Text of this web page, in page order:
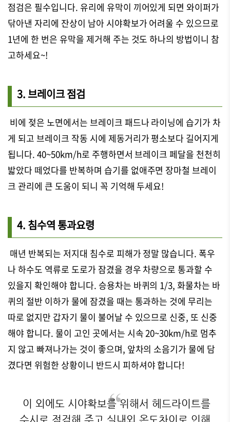
점검은 필수입니다. 유리에 유막이 끼어있게 되면 와이퍼가
닦아낸 자리에 잔상이 남아 시야확보가 어려울 수 있으므로
1년에 한 번은 유막을 제거해 주는 것도 하나의 방법이니 참
고하세요~!
3. 브레이크 점검
비에 젖은 노면에서는 브레이크 패드나 라이닝에 습기가 차
게 되고 브레이크 작동 시에 제동거리가 평소보다 길어지게
됩니다. 40~50km/h로 주행하면서 브레이크 페달을 천천히
밟았다 떼었다를 반복하며 습기를 없애주면 장마철 브레이
크 관리에 큰 도움이 되니 꼭 기억해 두세요!
4. 침수역 통과요령
매년 반복되는 저지대 침수로 피해가 정말 많습니다. 폭우
나 하수도 역류로 도로가 잠겼을 경우 차량으로 통과할 수
있을지 확인해야 합니다. 승용차는 바퀴의 1/3, 화물차는 바
퀴의 절반 이하가 물에 잠겼을 때는 통과하는 것에 무리는
따로 없지만 갑자기 물이 불어날 수 있으므로 신중, 또 신중
해야 합니다. 물이 고인 곳에서는 시속 20~30km/h로 멈추
지 않고 빠져나가는 것이 좋으며, 앞차의 소음기가 물에 담
겼다면 위험한 상황이니 반드시 피하셔야 합니다!
이 외에도 시야확보를 위해서 헤드라이트를